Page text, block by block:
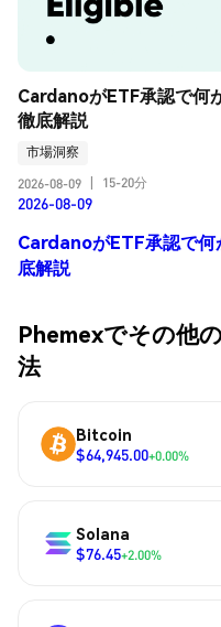
CardanoがETF承認で何
徹底解説
市場洞察
2026-08-09
15-20分
2026-08-09
CardanoがETF承認で何
底解説
Phemexでその他
法
Bitcoin
$64,945.00+0.00%
Solana
$76.45+2.00%